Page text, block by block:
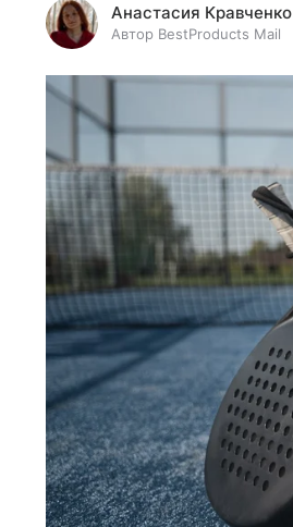
Анастасия Кравченко
Автор BestProducts Mail